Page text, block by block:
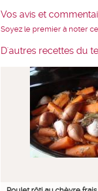
Vos avis et
Soyez le premier à noter
D'autres recettes du